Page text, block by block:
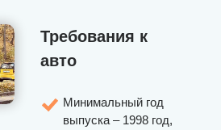
Требования к
авто
Минимальный год
выпуска – 1998 год,